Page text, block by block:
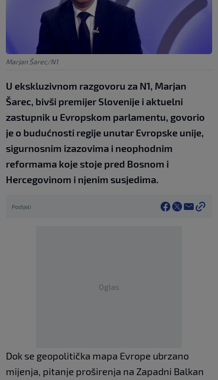
Marjan Šarec/N1
U ekskluzivnom razgovoru za N1, Marjan
Šarec, bivši premijer Slovenije i aktuelni
zastupnik u Evropskom parlamentu, govorio
je o budućnosti regije unutar Evropske unije,
sigurnosnim izazovima i neophodnim
reformama koje stoje pred Bosnom i
Hercegovinom i njenim susjedima.
Podijeli
Oglas
Dok se geopolitička mapa Evrope ubrzano
mijenja, pitanje proširenja na Zapadni Balkan